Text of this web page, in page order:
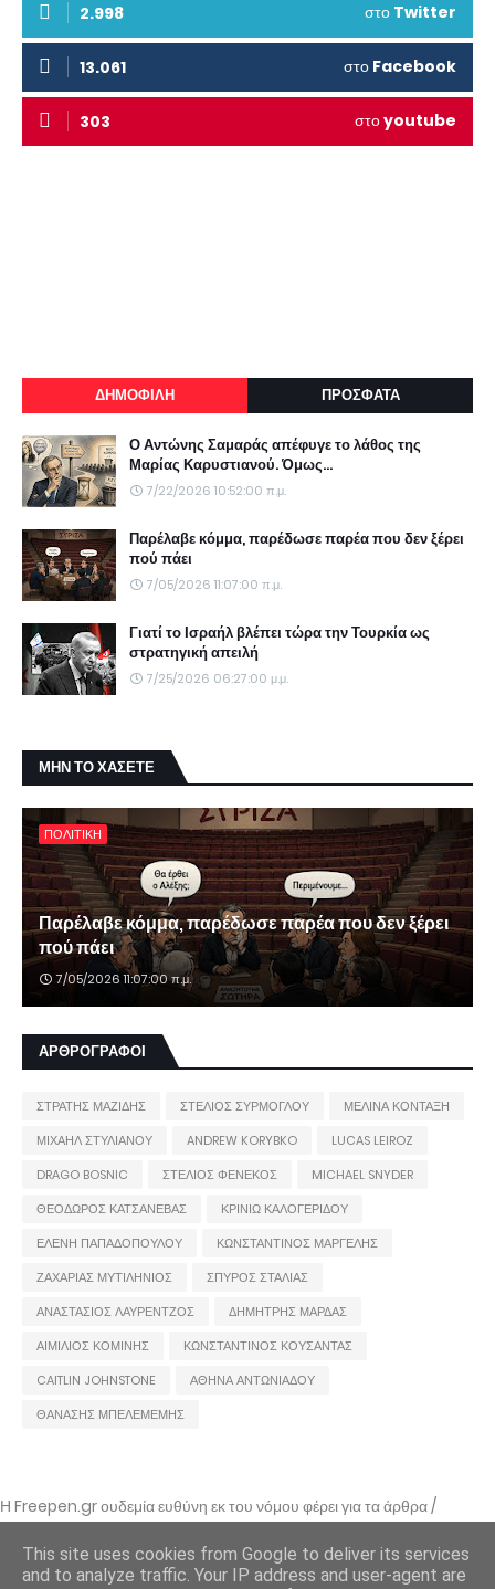
2.998 στο Twitter
13.061 στο Facebook
303 στοyoutube
ΔΗΜΟΦΙΛΗ ΠΡΟΣΦΑΤΑ
Ο Αντώνης Σαμαράς απέφυγε το λάθος της
Μαρίας Καρυστιανού. Όμως...
7/22/2026 10:52:00 π.μ.
Παρέλαβε κόμμα, παρέδωσε παρέα που δεν ξέρει
πού πάει
7/05/2026 11:07:00 π.μ.
Γιατί το Ισραήλ βλέπει τώρα την Τουρκία ως
στρατηγική απειλή
7/25/2026 06:27:00 μ.μ.
ΜΗΝ ΤΟ ΧΑΣΕΤΕ
ΠΟΛΙΤΙΚΗ
Παρέλαβε κόμμα, παρέδωσε παρέα που δεν ξέρει
πού πάει
7/05/2026 11:07:00 π.μ.
ΑΡΘΡΟΓΡΑΦΟΙ
ΣΤΡΑΤΗΣ ΜΑΖΙΔΗΣ ΣΤΕΛΙΟΣ ΣΥΡΜΟΓΛΟΥ
ΜΕΛΙΝΑ ΚΟΝΤΑΞΗ
ΜΙΧΑΗΛ ΣΤΥΛΙΑΝΟΥ
ANDREW KORYBKO
LUCAS LEIROZ
DRAGO BOSNIC
ΣΤΕΛΙΟΣ ΦΕΝΕΚΟΣ
MICHAEL SNYDER
ΘΕΟΔΩΡΟΣ ΚΑΤΣΑΝΕΒΑΣ
ΚΡΙΝΙΩ ΚΑΛΟΓΕΡΙΔΟΥ
ΕΛΕΝΗ ΠΑΠΑΔΟΠΟΥΛΟΥ
ΚΩΝΣΤΑΝΤΙΝΟΣ ΜΑΡΓΕΛΗΣ
ΖΑΧΑΡΙΑΣ ΜΥΤΙΛΗΝΙΟΣ
ΣΠΥΡΟΣ ΣΤΑΛΙΑΣ
ΑΝΑΣΤΑΣΙΟΣ ΛΑΥΡΕΝΤΖΟΣ
ΔΗΜΗΤΡΗΣ ΜΑΡΔΑΣ
ΑΙΜΙΛΙΟΣ ΚΟΜΙΝΗΣ
ΚΩΝΣΤΑΝΤΙΝΟΣ ΚΟΥΣΑΝΤΑΣ
CAITLIN JOHNSTONE
ΑΘΗΝΑ ΑΝΤΩΝΙΑΔΟΥ
ΘΑΝΑΣΗΣ ΜΠΕΛΕΜΕΜΗΣ
Η Freepen.gr ουδεμία ευθύνη εκ του νόμου φέρει για τα άρθρα /
αναρτήσεις που δημοσιεύονται και απηχούν τις απόψεις των συντακτών
τους και δε σημαίνει πως τα υιοθετεί. Σε περίπτωση που θεωρείτε πως
θίγεστε από κάποιο εξ αυτών ή ότι υπάρχει κάποιο σφάλμα,
This site uses cookies from Google to deliver its services
and to analyze traffic. Your IP address and user-agent are